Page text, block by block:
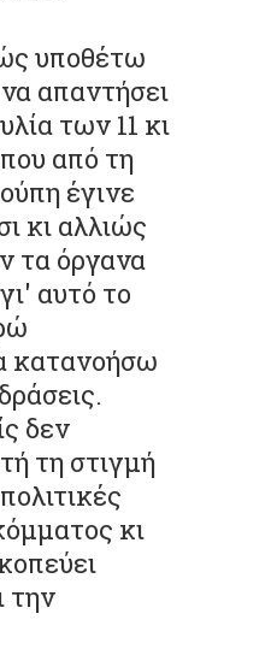
υποθέτω
απαντήσει
των 11 κι
από τη
έγινε
κι αλλιώς
τα όργανα
αυτό το
κατανοήσω
δεν
τη στιγμή
κι
την